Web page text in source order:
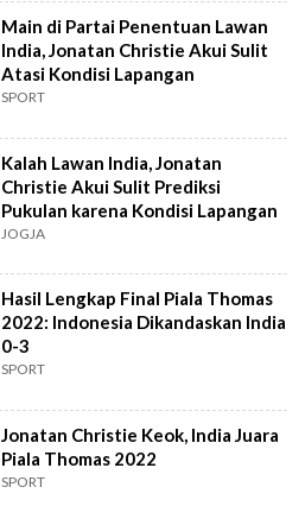
Main di Partai Penentuan Lawan
India, Jonatan Christie Akui Sulit
Atasi Kondisi Lapangan
SPORT
Kalah Lawan India, Jonatan
Christie Akui Sulit Prediksi
Pukulan karena Kondisi Lapangan
JOGJA
Hasil Lengkap Final Piala Thomas
2022: Indonesia Dikandaskan India
0-3
SPORT
Jonatan Christie Keok, India Juara
Piala Thomas 2022
SPORT